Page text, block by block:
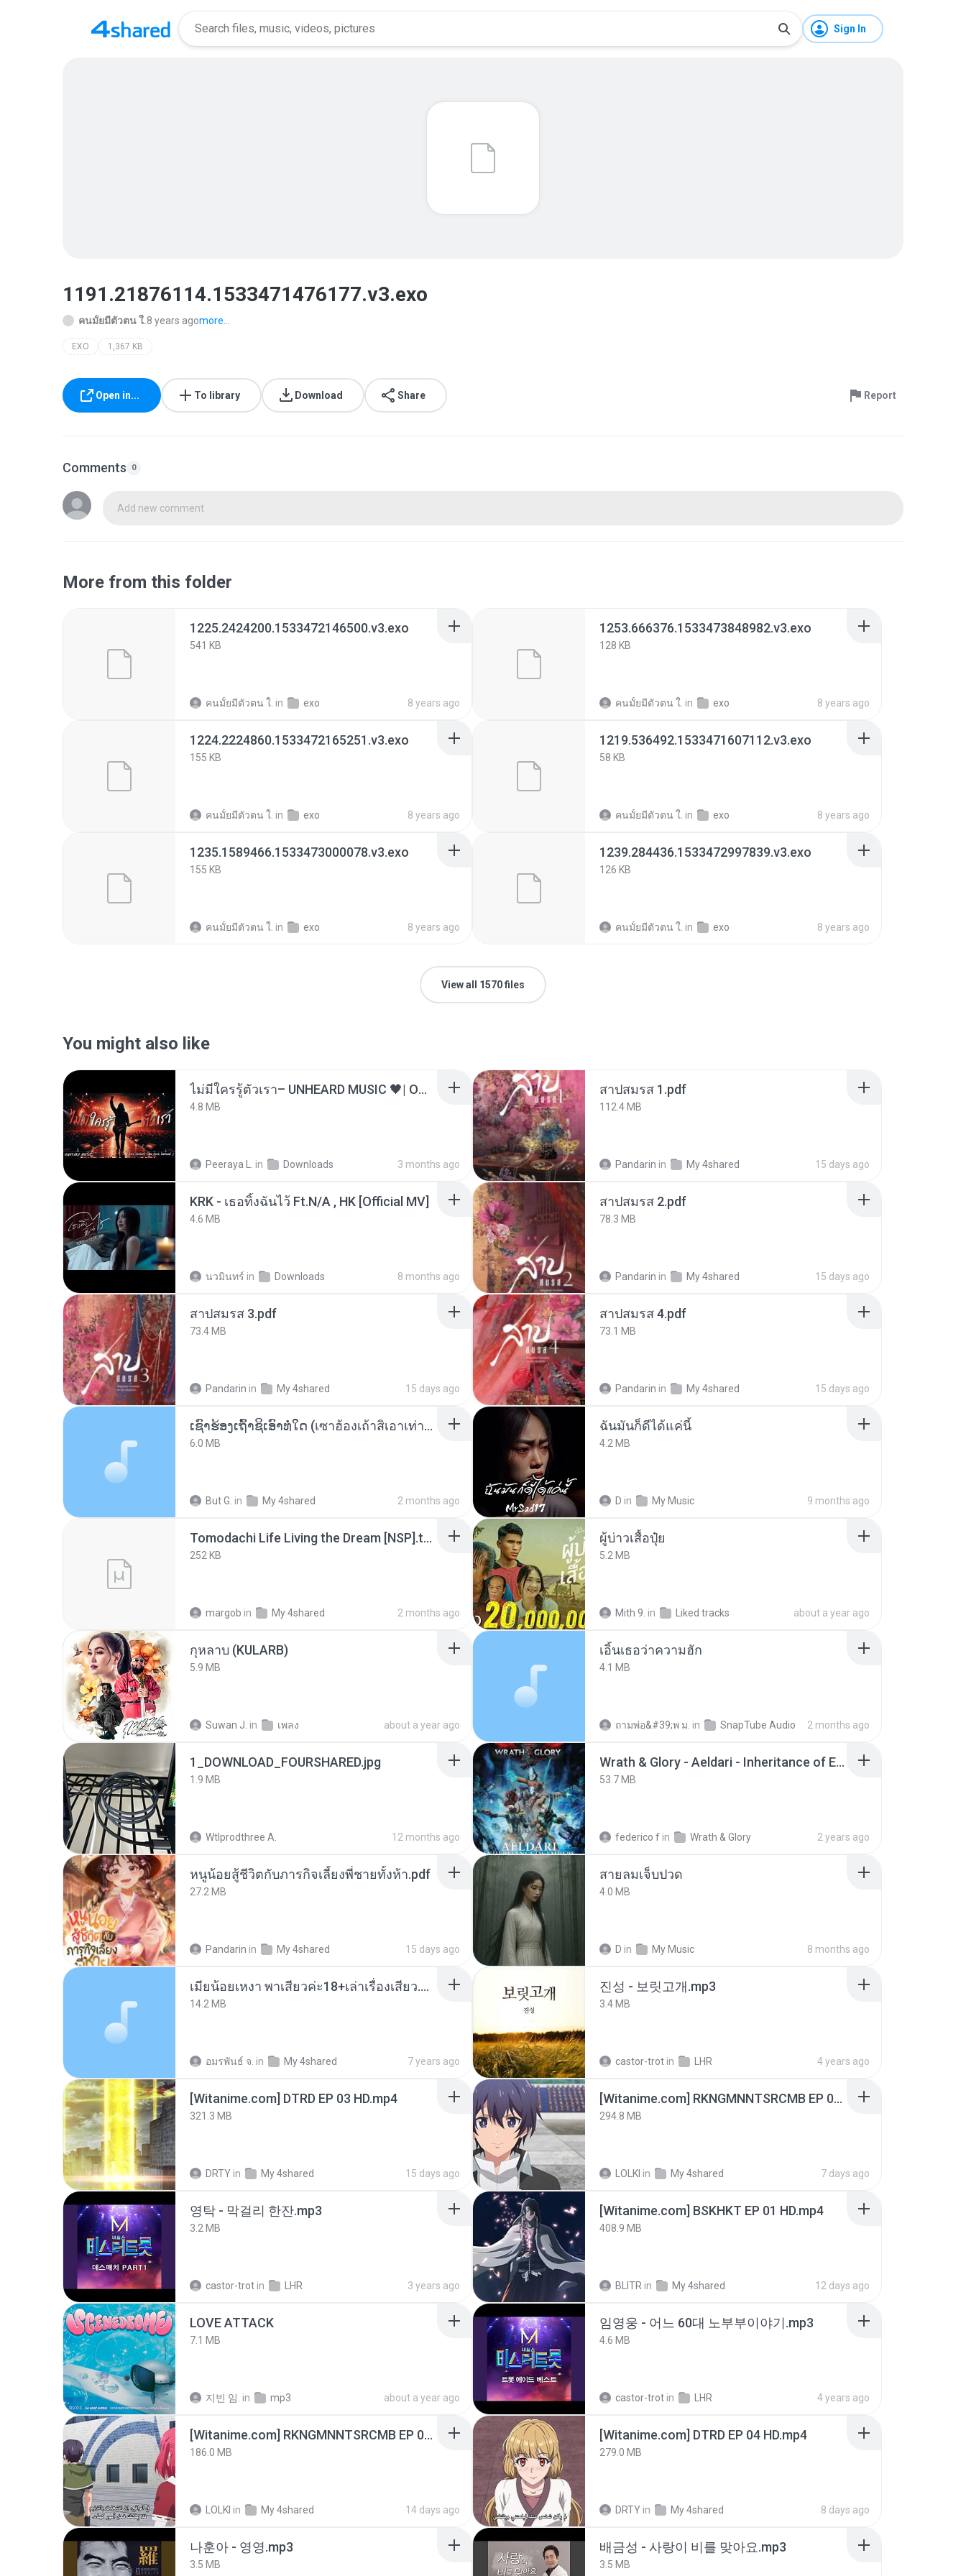
Sign In
1191.21876114.1533471476177.v3.exo
คนมั้ยมีตัวตน ใ.8 years agomore...
EXO 1,367 KB
Open in... To library Download Share Report
Comments 0
Add new comment
More from this folder
1225.2424200.1533472146500.v3.exo
541 KB
คนมั้ยมีตัวตน ใ. in exo 8 years ago
1253.666376.1533473848982.v3.exo
128 KB
คนมั้ยมีตัวตน ใ. in exo 8 years ago
1224.2224860.1533472165251.v3.exo
155 KB
คนมั้ยมีตัวตน ใ. in exo 8 years ago
1219.536492.1533471607112.v3.exo
58 KB
คนมั้ยมีตัวตน ใ. in exo 8 years ago
1235.1589466.1533473000078.v3.exo
155 KB
คนมั้ยมีตัวตน ใ. in exo 8 years ago
1239.284436.1533472997839.v3.exo
126 KB
คนมั้ยมีตัวตน ใ. in exo 8 years ago
View all 1570 files
You might also like
ไม่มีใครรู้ตัวเรา– UNHEARD MUSIC 🖤| Official Lyric Video | เพลงสู้ชีวิต
4.8 MB
Peeraya L. in Downloads 3 months ago
สาปสมรส 1.pdf
112.4 MB
Pandarin in My 4shared 15 days ago
KRK - เธอทิ้งฉันไว้ Ft.N/A , HK [Official MV]
4.6 MB
นวมินทร์ in Downloads 8 months ago
สาปสมรส 2.pdf
78.3 MB
Pandarin in My 4shared 15 days ago
สาปสมรส 3.pdf
73.4 MB
Pandarin in My 4shared 15 days ago
สาปสมรส 4.pdf
73.1 MB
Pandarin in My 4shared 15 days ago
ເຊົາຮ້ອງເຖົ້າຊິເອົາທໍ່ໃດ (เซาฮ้องเถ้าสิเอาเท่าใด) ບຸນເກີດ ຫນູຫ່ວງ ft. ໂສພາ ຈຸນທະລາ
6.0 MB
But G. in My 4shared 2 months ago
ฉันมันก็ดีได้แค่นี้
4.2 MB
D in My Music 9 months ago
Tomodachi Life Living the Dream [NSP].torrent
252 KB
margob in My 4shared 2 months ago
ผู้บ่าวเสื้อปุ๋ย
5.2 MB
Mith 9. in Liked tracks about a year ago
กุหลาบ (KULARB)
5.9 MB
Suwan J. in เพลง about a year ago
เอิ้นเธอว่าความฮัก
4.1 MB
ถามพ่อ&#39;พ ม. in SnapTube Audio 2 months ago
1_DOWNLOAD_FOURSHARED.jpg
1.9 MB
Wtlprodthree A. 12 months ago
Wrath & Glory - Aeldari - Inheritance of Embers.pdf
53.7 MB
federico f in Wrath & Glory 2 years ago
หนูน้อยสู้ชีวิตกับภารกิจเลี้ยงพี่ชายทั้งห้า.pdf
27.2 MB
Pandarin in My 4shared 15 days ago
สายลมเจ็บปวด
4.0 MB
D in My Music 8 months ago
เมียน้อยเหงา พาเสียวค่ะ18+เล่าเรื่องเสียว.mp3
14.2 MB
อมรพันธ์ จ. in My 4shared 7 years ago
진성 - 보릿고개.mp3
3.4 MB
castor-trot in LHR 4 years ago
[Witanime.com] DTRD EP 03 HD.mp4
321.3 MB
DRTY in My 4shared 15 days ago
[Witanime.com] RKNGMNNTSRCMB EP 06 HD.mp4
294.8 MB
LOLKI in My 4shared 7 days ago
영탁 - 막걸리 한잔.mp3
3.2 MB
castor-trot in LHR 3 years ago
[Witanime.com] BSKHKT EP 01 HD.mp4
408.9 MB
BLITR in My 4shared 12 days ago
LOVE ATTACK
7.1 MB
지빈 임. in mp3 about a year ago
임영웅 - 어느 60대 노부부이야기.mp3
4.6 MB
castor-trot in LHR 4 years ago
[Witanime.com] RKNGMNNTSRCMB EP 05 HD.mp4
186.0 MB
LOLKI in My 4shared 14 days ago
[Witanime.com] DTRD EP 04 HD.mp4
279.0 MB
DRTY in My 4shared 8 days ago
나훈아 - 영영.mp3
3.5 MB
배금성 - 사랑이 비를 맞아요.mp3
3.5 MB